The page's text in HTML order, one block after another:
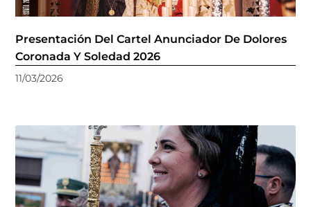
Presentación Del Cartel Anunciador De Dolores
Coronada Y Soledad 2026
11/03/2026